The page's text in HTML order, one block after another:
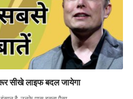
सीखे लाइफ बदल जायेगा